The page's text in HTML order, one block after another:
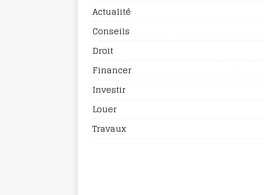
Actualité
Conseils
Droit
Financer
Investir
Louer
Travaux